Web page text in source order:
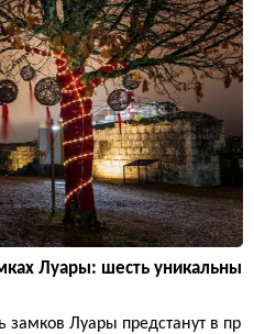
Луары: шесть уникальны
замков Луары предстанут в пр